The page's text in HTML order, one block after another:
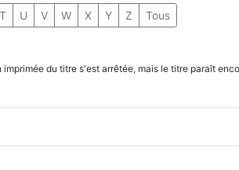
T U V W X Y Z Tous
du titre s'est arrêtée, mais le titre paraît